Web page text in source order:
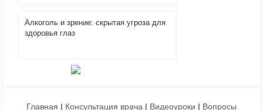
Алкоголь и зрение: скрытая угроза для
здоровья глаз
Главная | Консультация врача | Видеоуроки | Вопросы